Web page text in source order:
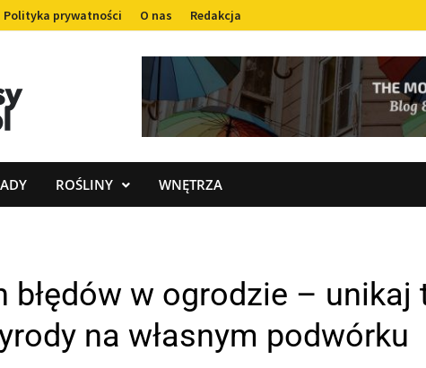
Polityka prywatności O nas Redakcja
ROŚLINY WNĘTRZA
błędów w ogrodzie – unikaj
na własnym podwórku